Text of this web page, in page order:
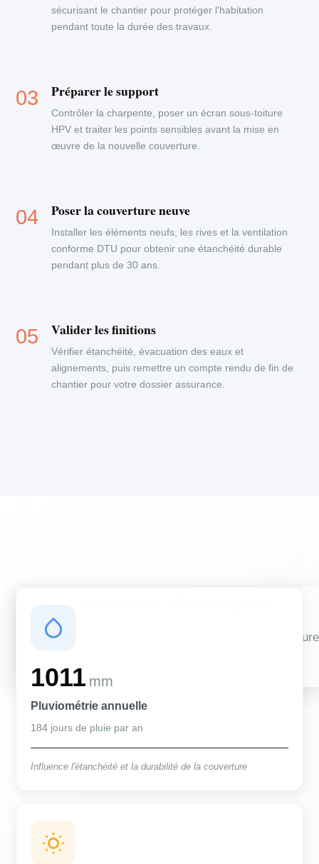
sécurisant le chantier pour protéger l'habitation
pendant toute la durée des travaux.
Préparer le support
Contrôler la charpente, poser un écran sous-toiture
HPV et traiter les points sensibles avant la mise en
œuvre de la nouvelle couverture.
Poser la couverture neuve
Installer les éléments neufs, les rives et la ventilation
conforme DTU pour obtenir une étanchéité durable
pendant plus de 30 ans.
Valider les finitions
Vérifier étanchéité, évacuation des eaux et
alignements, puis remettre un compte rendu de fin de
chantier pour votre dossier assurance.
Des conditions qui influencent vos travaux de couverture
1011 mm
Pluviométrie annuelle
184 jours de pluie par an
Influence l'étanchéité et la durabilité de la couverture